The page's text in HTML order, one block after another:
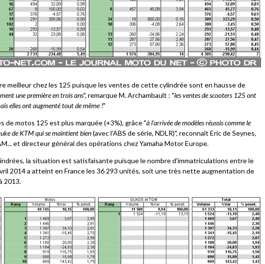
meilleur chez les 125 puisque les ventes de cette cylindrée sont en hausse de
une première en trois ans", remarque M. Archambault : "les ventes de scooters 125 ont
elles ont augmenté tout de même !"
de motos 125 est plus marquée (+3%), grâce "à l'arrivée de modèles réussis comme le
de KTM qui se maintient bien(avec l'ABS de série, NDLR)", reconnaît Eric de Seynes,
et directeur général des opérations chez Yamaha Motor Europe.
la situation est satisfaisante puisque le nombre d'immatriculations entre le
2014 a atteint en France les 36 293 unités, soit une très nette augmentation de
2013.